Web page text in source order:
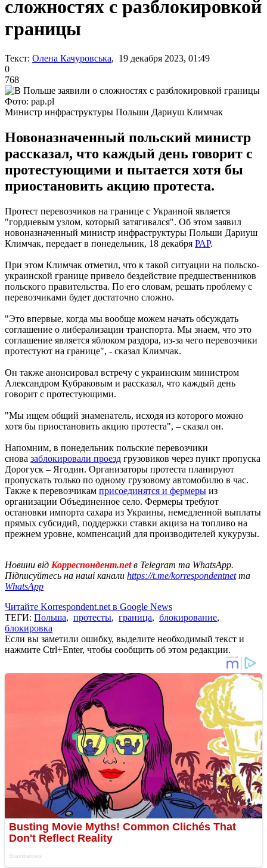
сложностях с разблокировкой
границы
Текст: Олена Качуровська, 19 декабря 2023, 01:49
0
768
Фото: pap.pl
Министр инфраструктуры Польши Дариуш Климчак
Новоназначенный польский министр
рассказал, что каждый день говорит с
протестующими и пытается хотя бы
приостановить акцию протеста.
Протест перевозчиков на границе с Украиной является
"гордиевым узлом, который затягивался". Об этом заявил
новоназначенный министр инфраструктуры Польши Дариуш
Климчак, передает в понедельник, 18 декабря РАР.
При этом Климчак отметил, что к такой ситуации на польско-
украинской границе привело бездействие предшественников
польского правительства. По его словам, решать проблему с
перевозчиками будет достаточно сложно.
"Это впервые, когда мы вообще можем начать обсуждать
соглашение о либерализации транспорта. Мы знаем, что это
соглашение является яблоком раздора, из-за чего перевозчики
протестуют на границе", - сказал Климчак.
Он также анонсировал встречу с украинским министром
Александром Кубраковым и рассказал, что каждый день
говорит с протестующими.
"Мы ищем общий знаменатель, исходя из которого можно
хотя бы приостановить акцию протеста", – сказал он.
Напомним, в понедельник польские перевозчики
снова заблокировали проезд грузовиков через пункт пропуска
Дорогуск – Ягодин. Организаторы протеста планируют
пропускать только по одному грузовому автомобилю в час.
Также к перевозчикам присоединятся и фермеры из
организации Объединенное село. Фермеры требуют
остановки импорта сахара из Украины, немедленной выплаты
прямых субсидий, поддержки ставки акциза на топливо на
прежнем уровне, компенсаций для производителей кукурузы.
Новини від Корреспондент.netв Telegram та WhatsApp.
Підписуйтесь на наші канали https://t.me/korrespondentnetта
WhatsApp
Читайте Korrespondent.net в Google News
ТЕГИ: Польша, протесты, граница, блокирование,
блокировка
Если вы заметили ошибку, выделите необходимый текст и
нажмите Ctrl+Enter, чтобы сообщить об этом редакции.